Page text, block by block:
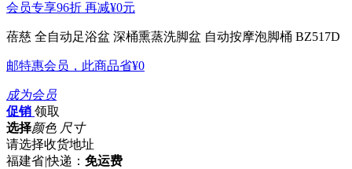
会员专享96折 再减¥0元
蓓慈 全自动足浴盆 深桶熏蒸洗脚盆 自动按摩泡脚桶 BZ517D
邮特惠会员，此商品省¥0
成为会员
促销 领取
选择颜色 尺寸
请选择收货地址
福建省|快递： 免运费